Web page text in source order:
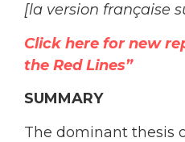
[la version française
Click here for new
the Red Lines”
SUMMARY
The dominant thesis